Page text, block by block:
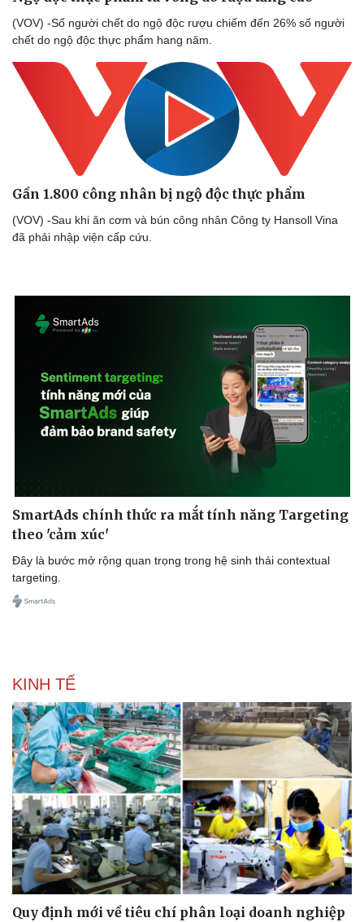
Doanh nghiệp
Doanh nhân
Vì cộng đồng
Trải nghiệm
(VOV) -Số người chết do ngộ độc rượu chiếm đến 26% số người
chết do ngộ độc thực phẩm hang năm.
Gần 1.800 công nhân bị ngộ độc thực phẩm
(VOV) -Sau khi ăn cơm và bún công nhân Công ty Hansoll Vina
đã phải nhập viện cấp cứu.
SmartAds chính thức ra mắt tính năng Targeting
theo 'cảm xúc'
Đây là bước mở rộng quan trọng trong hệ sinh thái contextual
targeting.
KINH TẾ
Quy định mới về tiêu chí phân loại doanh nghiệp